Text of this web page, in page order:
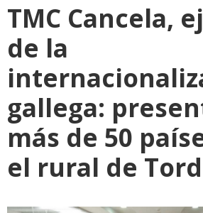
TMC Cancela,
de la
gallega:
más de 50
el rural de